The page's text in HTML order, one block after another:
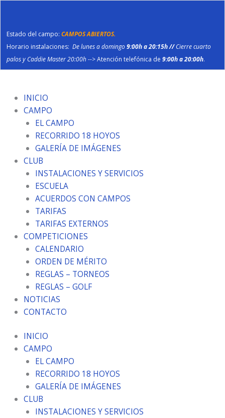
Estado del campo: CAMPOS ABIERTOS.
Horario instalaciones: De lunes a domingo9:00h a 20:15h //Cierre cuarto
palos y Caddie Master 20:00h--> Atención telefónica de 9:00h a 20:00h.
contenido
INICIO
CAMPO
EL CAMPO
RECORRIDO 18 HOYOS
GALERÍA DE IMÁGENES
CLUB
INSTALACIONES Y SERVICIOS
ESCUELA
ACUERDOS CON CAMPOS
TARIFAS
TARIFAS EXTERNOS
COMPETICIONES
CALENDARIO
ORDEN DE MÉRITO
REGLAS – TORNEOS
REGLAS – GOLF
NOTICIAS
CONTACTO
INICIO
CAMPO
EL CAMPO
RECORRIDO 18 HOYOS
GALERÍA DE IMÁGENES
CLUB
INSTALACIONES Y SERVICIOS